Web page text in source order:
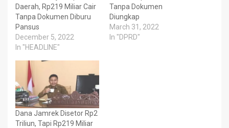
Daerah, Rp219 Miliar Cair
Tanpa Dokumen Diburu
Pansus
December 5, 2022
In "HEADLINE"
Tanpa Dokumen
Diungkap
March 31, 2022
In "DPRD"
Dana Jamrek Disetor Rp2
Triliun, Tapi Rp219 Miliar